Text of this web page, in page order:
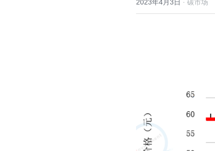
2023年4月3日 · 碳市场